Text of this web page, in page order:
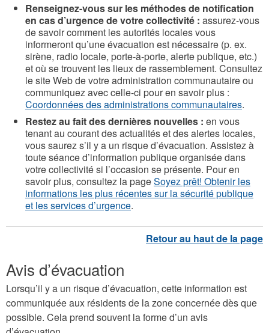
Renseignez-vous sur les méthodes de notification
en cas d’urgence de votre collectivité : assurez-vous
de savoir comment les autorités locales vous
informeront qu’une évacuation est nécessaire (p. ex.
sirène, radio locale, porte-à-porte, alerte publique, etc.)
et où se trouvent les lieux de rassemblement. Consultez
le site Web de votre administration communautaire ou
communiquez avec celle-ci pour en savoir plus :
Coordonnées des administrations communautaires.
Restez au fait des dernières nouvelles : en vous
tenant au courant des actualités et des alertes locales,
vous saurez s’il y a un risque d’évacuation. Assistez à
toute séance d’information publique organisée dans
votre collectivité si l’occasion se présente. Pour en
savoir plus, consultez la pageSoyez prêt! Obtenir les
informations les plus récentes sur la sécurité publique
et les services d’urgence.
Avis d’évacuation
Lorsqu’il y a un risque d’évacuation, cette information est
communiquée aux résidents de la zone concernée dès que
possible. Cela prend souvent la forme d’un avis